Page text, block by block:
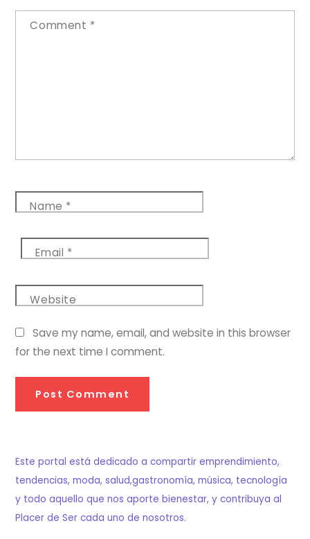
Comment *
Name *
Email *
Website
Save my name, email, and website in this browser
for the next time I comment.
Este portal está dedicado a compartir emprendimiento,
tendencias, moda, salud,gastronomía, música, tecnología
y todo aquello que nos aporte bienestar, y contribuya al
Placer de Ser cada uno de nosotros.